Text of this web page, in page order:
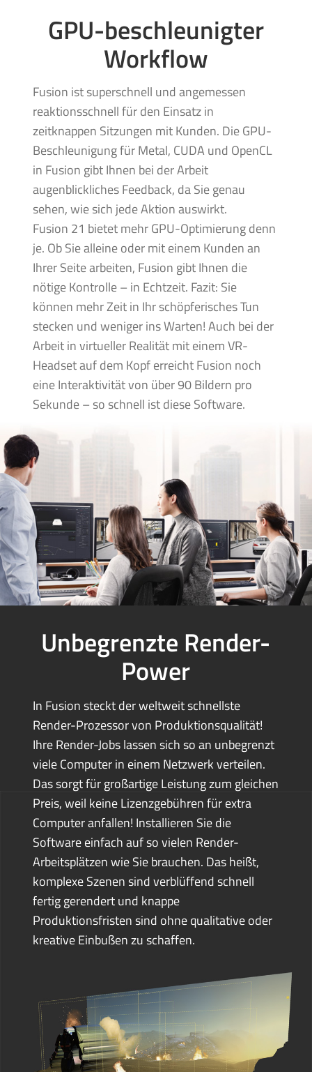
GPU-beschleunigter
Workflow
Fusion ist superschnell und angemessen
reaktionsschnell für den Einsatz in
zeitknappen Sitzungen mit Kunden. Die GPU-
Beschleunigung für Metal, CUDA und OpenCL
in Fusion gibt Ihnen bei der Arbeit
augenblickliches Feedback, da Sie genau
sehen, wie sich jede Aktion auswirkt.
Fusion 21 bietet mehr GPU-Optimierung denn
je. Ob Sie alleine oder mit einem Kunden an
Ihrer Seite arbeiten, Fusion gibt Ihnen die
nötige Kontrolle – in Echtzeit. Fazit: Sie
können mehr Zeit in Ihr schöpferisches Tun
stecken und weniger ins Warten! Auch bei der
Arbeit in virtueller Realität mit einem VR-
Headset auf dem Kopf erreicht Fusion noch
eine Interaktivität von über 90 Bildern pro
Sekunde – so schnell ist diese Software.
Unbegrenzte Render-
Power
In Fusion steckt der weltweit schnellste
Render-Prozessor von Produktionsqualität!
Ihre Render-Jobs lassen sich so an unbegrenzt
viele Computer in einem Netzwerk verteilen.
Das sorgt für großartige Leistung zum gleichen
Preis, weil keine Lizenzgebühren für extra
Computer anfallen! Installieren Sie die
Software einfach auf so vielen Render-
Arbeitsplätzen wie Sie brauchen. Das heißt,
komplexe Szenen sind verblüffend schnell
fertig gerendert und knappe
Produktionsfristen sind ohne qualitative oder
kreative Einbußen zu schaffen.